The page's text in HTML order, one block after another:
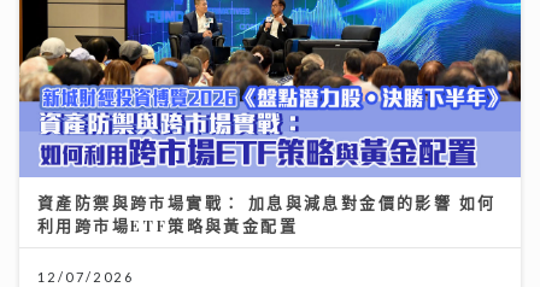
資產防禦與跨市場實戰： 加息與減息對金價的影響 如何
利用跨市場ETF策略與黃金配置
12/07/2026